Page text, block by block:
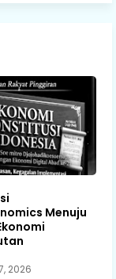
Menuju
2026